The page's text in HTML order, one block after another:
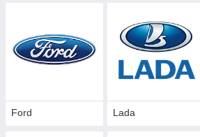
Ford Lada